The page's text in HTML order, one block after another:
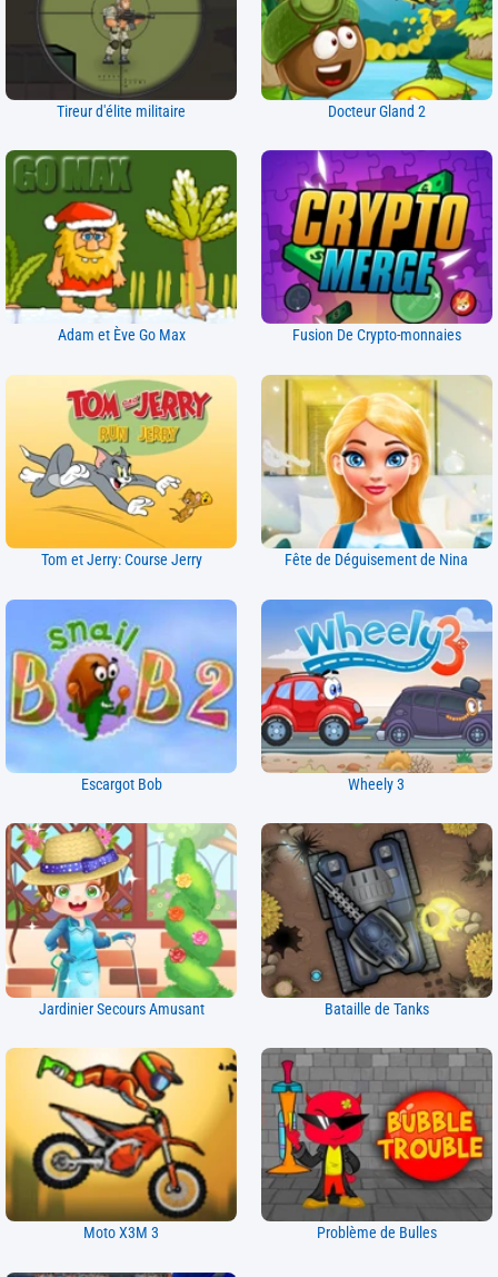
Tireur d'élite militaire Docteur Gland 2
Adam et Ève Go Max Fusion De Crypto-monnaies
Tom et Jerry: Course Jerry Fête de Déguisement de Nina
Escargot Bob Wheely 3
Jardinier Secours Amusant Bataille de Tanks
Moto X3M 3 Problème de Bulles